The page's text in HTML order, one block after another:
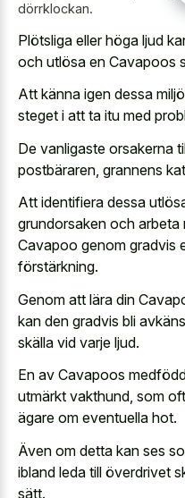
dörrklockan.
Plötsliga eller höga ljud
och utlösa en Cavapoos
Att känna igen dessa
steget i att ta itu med
De vanligaste orsakerna
postbäraren, grannens
Att identifiera dessa
grundorsaken och arbeta
Cavapoo genom gradvis
förstärkning.
Genom att lära din
kan den gradvis bli
skälla vid varje ljud.
En av Cavapoos
utmärkt vakthund, som
ägare om eventuella hot.
Även om detta kan ses
ibland leda till överdrivet
sätt.